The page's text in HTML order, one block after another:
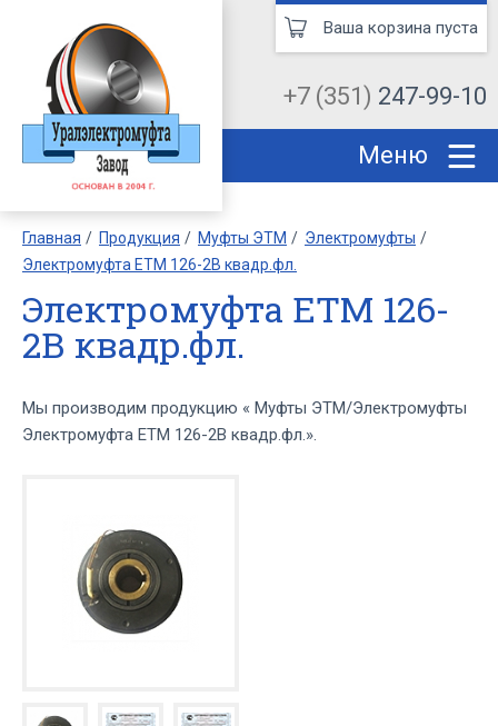
+7 (351) 247-99-10
Ваша корзина пуста
Меню
Главная Продукция Муфты ЭТМ
Электромуфты
Электромуфта ЕТМ 126-2В квадр.фл.
Электромуфта ЕТМ 126-
2В квадр.фл.
Мы производим продукцию « Муфты ЭТМ/Электромуфты
Электромуфта ЕТМ 126-2В квадр.фл.».